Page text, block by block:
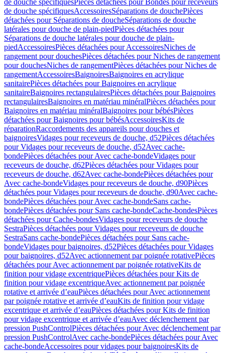
de douche spécifiquesPièces détachées pour Bondes pour receveurs
de douche spécifiquesAccessoiresSéparations de douchePièces
détachées pour Séparations de doucheSéparations de douche
latérales pour douche de plain-piedPièces détachées pour
Séparations de douche latérales pour douche de plain-
piedAccessoiresPièces détachées pour AccessoiresNiches de
rangement pour douchesPièces détachées pour Niches de rangement
pour douchesNiches de rangementPièces détachées pour Niches de
rangementAccessoiresBaignoiresBaignoires en acrylique
sanitairePièces détachées pour Baignoires en acrylique
sanitaireBaignoires rectangulairesPièces détachées pour Baignoires
rectangulairesBaignoires en matériau minéralPièces détachées pour
Baignoires en matériau minéralBaignoires pour bébésPièces
détachées pour Baignoires pour bébésAccessoiresKits de
réparationRaccordements des appareils pour douches et
baignoiresVidages pour receveurs de douche, d52Pièces détachées
pour Vidages pour receveurs de douche, d52Avec cache-
bondePièces détachées pour Avec cache-bondeVidages pour
receveurs de douche, d62Pièces détachées pour Vidages pour
receveurs de douche, d62Avec cache-bondePièces détachées pour
Avec cache-bondeVidages pour receveurs de douche, d90Pièces
détachées pour Vidages pour receveurs de douche, d90Avec cache-
bondePièces détachées pour Avec cache-bondeSans cache-
bondePièces détachées pour Sans cache-bondeCache-bondesPièces
détachées pour Cache-bondesVidages pour receveurs de douche
SestraPièces détachées pour Vidages pour receveurs de douche
SestraSans cache-bondePièces détachées pour Sans cache-
bondeVidages pour baignoires, d52Pièces détachées pour Vidages
pour baignoires, d52Avec actionnement par poignée rotativePièces
détachées pour Avec actionnement par poignée rotativeKits de
finition pour vidage excentriquePièces détachées pour Kits de
finition pour vidage excentriqueAvec actionnement par poignée
rotative et arrivée d’eauPièces détachées pour Avec actionnement
par poignée rotative et arrivée d’eauKits de finition pour vidage
excentrique et arrivée d’eauPièces détachées pour Kits de finition
pour vidage excentrique et arrivée d’eauAvec déclenchement par
pression PushControlPièces détachées pour Avec déclenchement par
pression PushControlAvec cache-bondePièces détachées pour Avec
cache-bondeAccessoires pour vidages pour baignoiresKits de